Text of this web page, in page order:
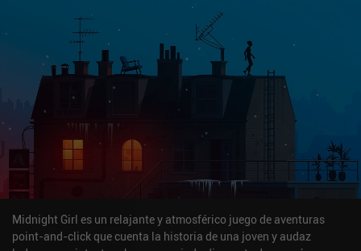
en un orden cronológico mixto, lo que nos deja a nosotros y a los
personajes perplejos sobre por qué otras personas recuerdan los
acontecimientos de forma diferente. Pero no te preocupes: todo se
aclara hacia el final. Así que si, como yo, no tienes ni idea de qué
demonios está pasando a lo largo del juego, debes saber que esa
es exactamente la intención de los autores. Universe for Sale es un
juego premium de 6,99 $ sin anuncios ni iAP. Es un juego extraño, y
no puedo recomendárselo a todo el mundo. Pero a pesar de su
peculiar forma de contar la historia, plantea temas importantes
como la familia, la amistad y el autosacrificio, y en general es una
experiencia agradable.
Midnight Girl es un relajante y atmosférico juego de aventuras
point-and-click que cuenta la historia de una joven y audaz